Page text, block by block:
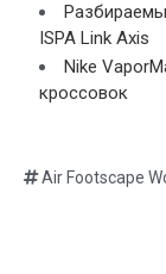
ISPA Link Axis
Nike
кроссовок
Air Footscape